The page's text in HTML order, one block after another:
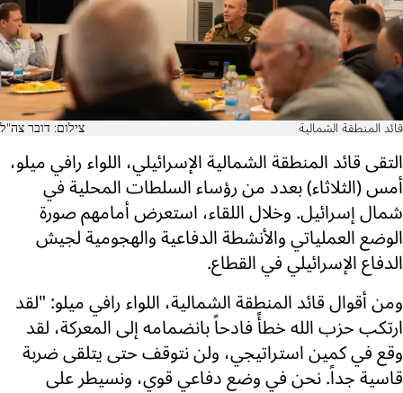
قائد المنطقة الشمالية צילום: דובר צה"ל
التقى قائد المنطقة الشمالية الإسرائيلي، اللواء رافي ميلو،
أمس (الثلاثاء) بعدد من رؤساء السلطات المحلية في
شمال إسرائيل. وخلال اللقاء، استعرض أمامهم صورة
الوضع العملياتي والأنشطة الدفاعية والهجومية لجيش
الدفاع الإسرائيلي في القطاع.
ومن أقوال قائد المنطقة الشمالية، اللواء رافي ميلو: "لقد
ارتكب حزب الله خطأً فادحاً بانضمامه إلى المعركة، لقد
وقع في كمين استراتيجي، ولن نتوقف حتى يتلقى ضربة
قاسية جداً. نحن في وضع دفاعي قوي، ونسيطر على